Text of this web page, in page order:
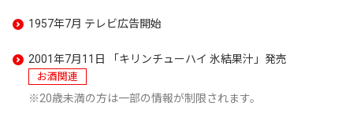
1957年7月 テレビ広告開始
2001年7月11日 「キリンチューハイ 氷結果汁」発売
お酒関連
20歳未満の方は一部の情報が制限されます。